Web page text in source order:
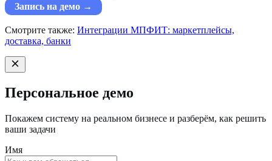
Запись на демо →
Смотрите также: Интеграции МПФИТ: маркетплейсы,
доставка, банки
Персональное демо
Покажем систему на реальном бизнесе и разберём, как решить
ваши задачи
Имя